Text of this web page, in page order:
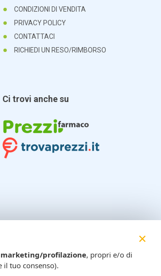
CONDIZIONI DI VENDITA
PRIVACY POLICY
CONTATTACI
RICHIEDI UN RESO/RIMBORSO
Ci trovi anche su
×
marketing/profilazione, propri e/o di
il tuo consenso).